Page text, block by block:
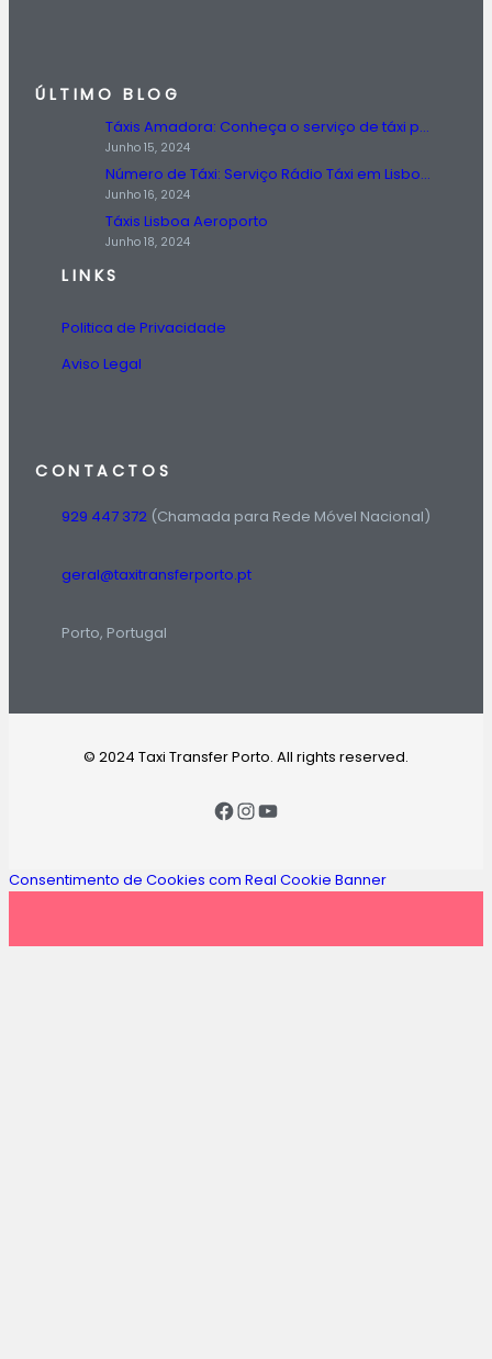
ÚLTIMO BLOG
Táxis Amadora: Conheça o serviço de táxi prestado na região da Amadora.
Junho 15, 2024
Número de Táxi: Serviço Rádio Táxi em Lisboa, Entre em Contato Agora!
Junho 16, 2024
Táxis Lisboa Aeroporto
Junho 18, 2024
LINKS
Politica de Privacidade
Aviso Legal
CONTACTOS
929 447 372 (Chamada para Rede Móvel Nacional)
geral@taxitransferporto.pt
Porto, Portugal
© 2024 Taxi Transfer Porto. All rights reserved.
Consentimento de Cookies com Real Cookie Banner